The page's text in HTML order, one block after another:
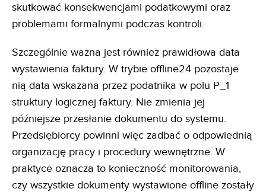
skutkować konsekwencjami podatkowymi oraz
problemami formalnymi podczas kontroli.
Szczególnie ważna jest również prawidłowa data
wystawienia faktury. W trybie offline24 pozostaje
nią data wskazana przez podatnika w polu P_1
struktury logicznej faktury. Nie zmienia jej
późniejsze przesłanie dokumentu do systemu.
Przedsiębiorcy powinni więc zadbać o odpowiednią
organizację pracy i procedury wewnętrzne. W
praktyce oznacza to konieczność monitorowania,
czy wszystkie dokumenty wystawione offline zostały